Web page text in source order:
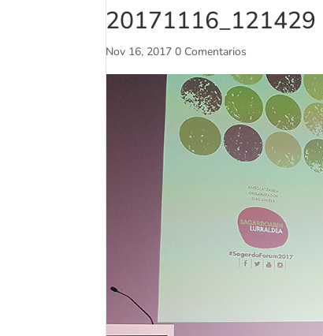
20171116_121429
Nov 16, 2017 0 Comentarios